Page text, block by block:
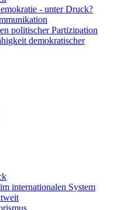
- unter Druck?
politischer Partizipation
demokratischer
internationalen System